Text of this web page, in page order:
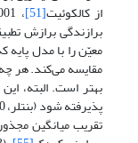
از کالکوئیت[51] ، 2001). شاخص برازندگی مقایسه‌ای
برازندگی برازش
معیّن را با مدل پایه
مقایسه می‌کند. هر
تقریب میانگین